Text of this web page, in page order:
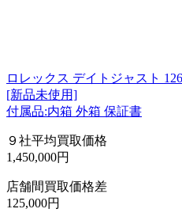
ロレックス デイトジャスト
[新品未使用]
付属品:内箱 外箱 保証書
９社平均買取価格
1,450,000円
店舗間買取価格差
125,000円